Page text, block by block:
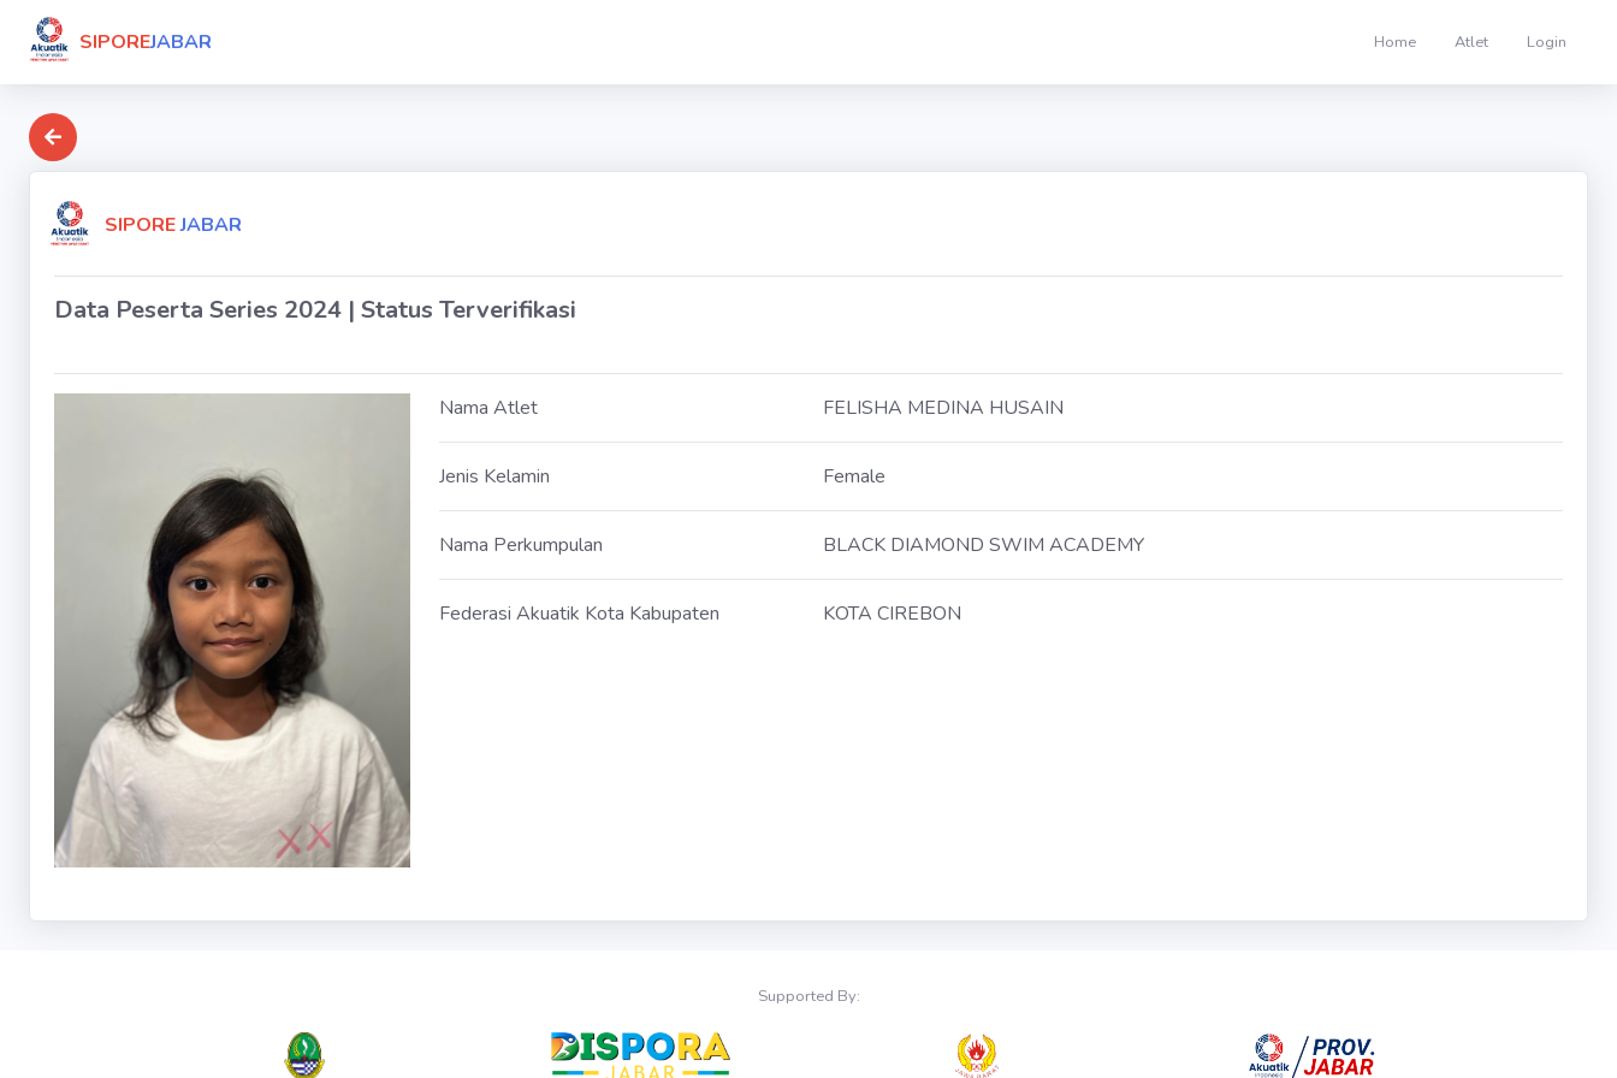
SIPOREJABAR Home Atlet Login
SIPOREJABAR
Data Peserta Series 2024 | Status Terverifikasi
Nama Atlet FELISHA MEDINA HUSAIN
Jenis Kelamin Female
Nama Perkumpulan BLACK DIAMOND SWIM ACADEMY
Federasi Akuatik Kota Kabupaten KOTA CIREBON
Supported By: